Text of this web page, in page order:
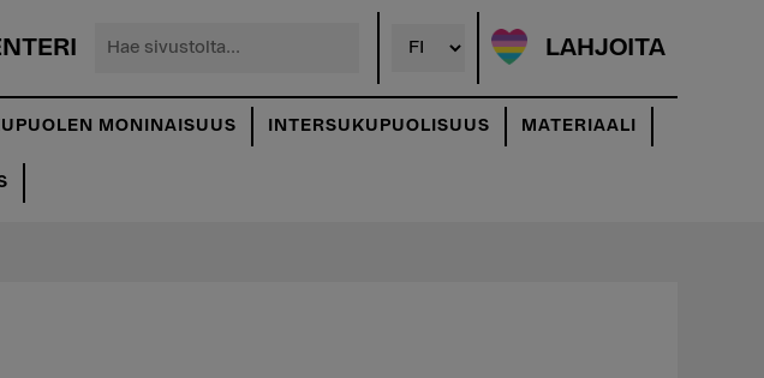
LAHJOITA
Hae
MONINAISUUS INTERSUKUPUOLISUUS MATERIAALI